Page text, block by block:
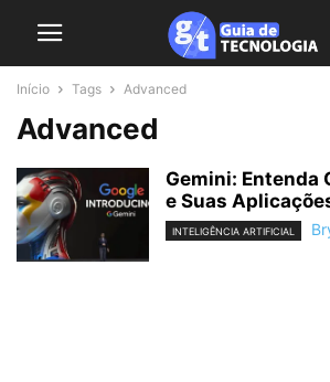
Início Tags Advanced
Advanced
Gemini: Entenda
e Suas
INTELIGÊNCIA ARTIFICIAL